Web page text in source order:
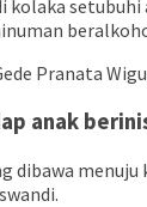
Pranata
anak
dibawa